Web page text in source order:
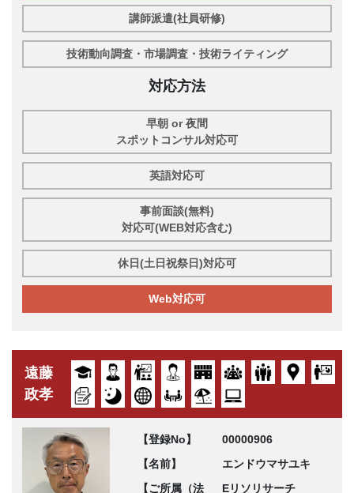
講師派遣(社員研修)
技術動向調査・市場調査・技術ライティング
対応方法
早朝 or 夜間
スポットコンサル対応可
英語対応可
事前面談(無料)
対応可(WEB対応含む)
休日(土日祝祭日)対応可
Web対応可
遠藤
政孝
【登録No】
00000906
【名前】
エンドウマサユキ
【ご所属（法
Eリソリサーチ